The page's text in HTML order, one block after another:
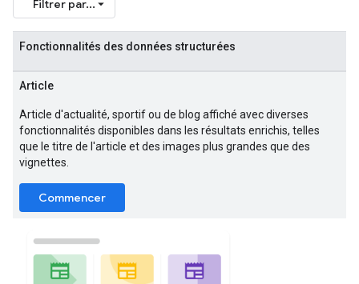
Filtrer par...
Fonctionnalités des données structurées
Article
Article d'actualité, sportif ou de blog affiché avec diverses
fonctionnalités disponibles dans les résultats enrichis, telles
que le titre de l'article et des images plus grandes que des
vignettes.
Commencer